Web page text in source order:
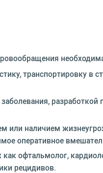
транспортировку в
или наличием
оперативное
офтальмолог,
рецидивов.